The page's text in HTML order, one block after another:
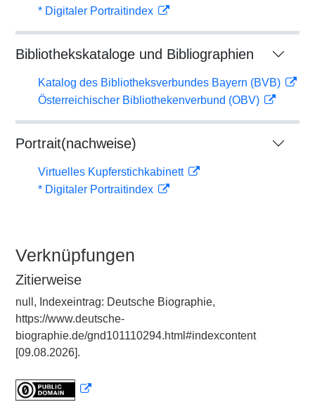
* Digitaler Portraitindex
Bibliothekskataloge und Bibliographien
Katalog des Bibliotheksverbundes Bayern (BVB)
Österreichischer Bibliothekenverbund (OBV)
Portrait(nachweise)
Virtuelles Kupferstichkabinett
* Digitaler Portraitindex
Verknüpfungen
Zitierweise
null, Indexeintrag: Deutsche Biographie,
https://www.deutsche-
biographie.de/gnd101110294.html#indexcontent
[09.08.2026].